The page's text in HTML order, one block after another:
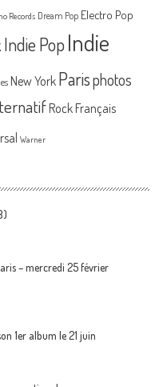
Records Dream Pop Electro Pop
Indie PopIndie
New York Parisphotos
Rock Français
Warner
– mercredi 25 février
1er album le 21 juin